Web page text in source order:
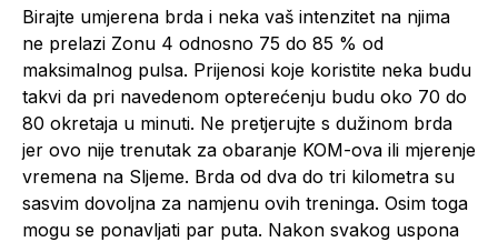
Birajte umjerena brda i neka vaš intenzitet na njima
ne prelazi Zonu 4 odnosno 75 do 85 % od
maksimalnog pulsa. Prijenosi koje koristite neka budu
takvi da pri navedenom opterećenju budu oko 70 do
80 okretaja u minuti. Ne pretjerujte s dužinom brda
jer ovo nije trenutak za obaranje KOM-ova ili mjerenje
vremena na Sljeme. Brda od dva do tri kilometra su
sasvim dovoljna za namjenu ovih treninga. Osim toga
mogu se ponavljati par puta. Nakon svakog uspona